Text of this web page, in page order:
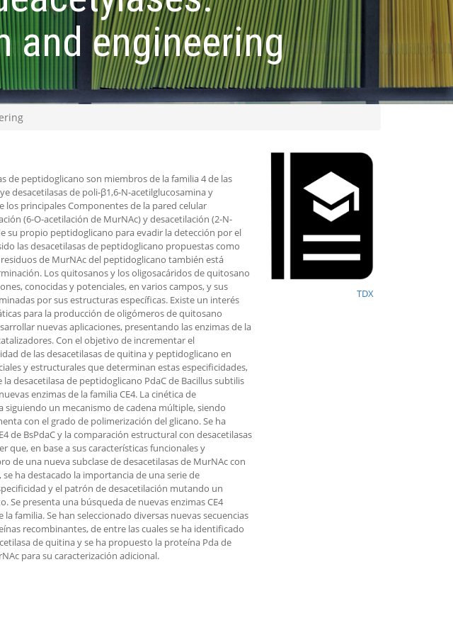
and engineering
de peptidoglicano son miembros de la familia 4 de las
desacetilasas de poli-β1,6-N-acetilglucosamina y
los principales Componentes de la pared celular
(6-O-acetilación de MurNAc) y desacetilación (2-N-
su propio peptidoglicano para evadir la detección por el
las desacetilasas de peptidoglicano propuestas como
de MurNAc del peptidoglicano también está
Los quitosanos y los oligosacáridos de quitosano
conocidas y potenciales, en varios campos, y sus
por sus estructuras específicas. Existe un interés
para la producción de oligómeros de quitosano
nuevas aplicaciones, presentando las enzimas de la
Con el objetivo de incrementar el
de las desacetilasas de quitina y peptidoglicano en
y estructurales que determinan estas especificidades,
desacetilasa de peptidoglicano PdaC de Bacillus subtilis
enzimas de la familia CE4. La cinética de
siguiendo un mecanismo de cadena múltiple, siendo
con el grado de polimerización del glicano. Se ha
de BsPdaC y la comparación estructural con desacetilasas
que, en base a sus características funcionales y
de una nueva subclase de desacetilasas de MurNAc con
ha destacado la importancia de una serie de
y el patrón de desacetilación mutando un
Se presenta una búsqueda de nuevas enzimas CE4
familia. Se han seleccionado diversas nuevas secuencias
recombinantes, de entre las cuales se ha identificado
de quitina y se ha propuesto la proteína Pda de
para su caracterización adicional.
TDX